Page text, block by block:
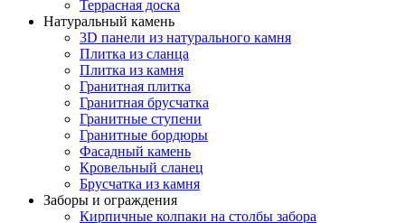
Террасная доска
Натуральный камень
3D панели из натурального камня
Плитка из сланца
Плитка из камня
Гранитная плитка
Гранитная брусчатка
Гранитные ступени
Гранитные бордюры
Фасадный камень
Кровельный сланец
Брусчатка из камня
Заборы и ограждения
Кирпичные колпаки на столбы забора